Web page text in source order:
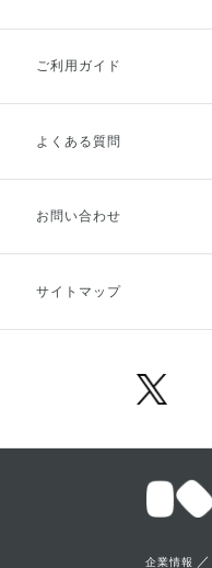
ご利用ガイド
ご利用ガイドトップ
お支払方法
キャンセル・返品・交換
よくある質問
お問い合わせ
サイトマップ
企業情報 ／